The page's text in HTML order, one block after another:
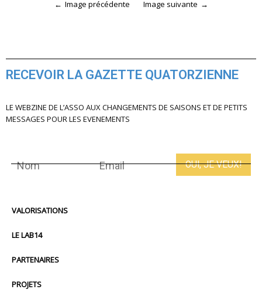
Image précédente Image suivante
RECEVOIR LA GAZETTE QUATORZIENNE
LE WEBZINE DE L’ASSO AUX CHANGEMENTS DE SAISONS ET DE PETITS
MESSAGES POUR LES EVENEMENTS
VALORISATIONS
LE LAB14
PARTENAIRES
PROJETS